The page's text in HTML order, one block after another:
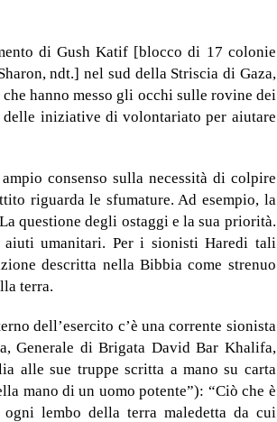
di Gush Katif [blocco di 17 colonie
ndt.] nel sud della Striscia di Gaza,
hanno messo gli occhi sulle rovine dei
iniziative di volontariato per aiutare
consenso sulla necessità di colpire
riguarda le sfumature. Ad esempio, la
questione degli ostaggi e la sua priorità.
umanitari. Per i sionisti Haredi tali
descritta nella Bibbia come strenuo
terra.
dell’esercito c’è una corrente sionista
Generale di Brigata David Bar Khalifa,
alle sue truppe scritta a mano su carta
mano di un uomo potente”): “Ciò che è
lembo della terra maledetta da cui